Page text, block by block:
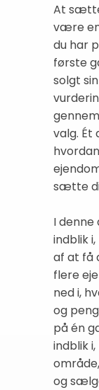
At
være
du har
første
solgt
valg. Ét
sætte
I
indblik
af at få
flere
ned i,
og
på én
indblik
og